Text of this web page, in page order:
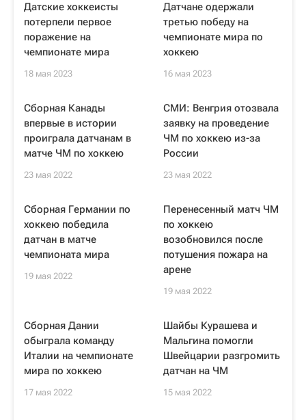
Датские хоккеисты
потерпели первое
поражение на
чемпионате мира
18 мая 2023
Датчане одержали
третью победу на
чемпионате мира по
хоккею
16 мая 2023
Сборная Канады
впервые в истории
проиграла датчанам в
матче ЧМ по хоккею
23 мая 2022
СМИ: Венгрия отозвала
заявку на проведение
ЧМ по хоккею из-за
России
23 мая 2022
Сборная Германии по
хоккею победила
датчан в матче
чемпионата мира
19 мая 2022
Перенесенный матч ЧМ
по хоккею
возобновился после
потушения пожара на
арене
19 мая 2022
Сборная Дании
обыграла команду
Италии на чемпионате
мира по хоккею
17 мая 2022
Шайбы Курашева и
Мальгина помогли
Швейцарии разгромить
датчан на ЧМ
15 мая 2022